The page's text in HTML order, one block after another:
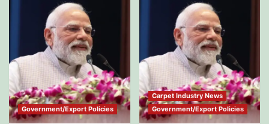
Government/Export Policies
Carpet Industry News
Government/Export Policies